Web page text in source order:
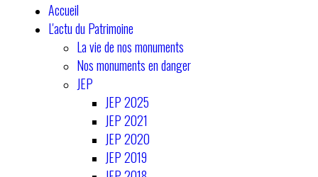
Accueil
L'actu du Patrimoine
La vie de nos monuments
Nos monuments en danger
JEP
JEP 2025
JEP 2021
JEP 2020
JEP 2019